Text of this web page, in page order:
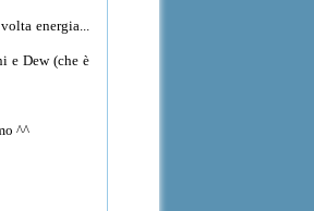
energia...
e Dew (che è
^^